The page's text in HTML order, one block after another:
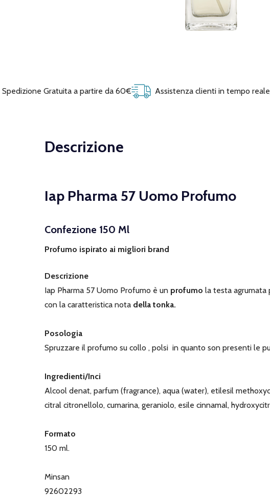
Spedizione Gratuita a partire da 60€ Assistenza clienti in tempo reale
Descrizione
Iap Pharma 57 Uomo Profumo
Confezione 150 Ml
Profumo ispirato ai migliori brand
Descrizione
Iap Pharma 57 Uomo Profumo è un profumo la testa agrumata
con la caratteristica nota della tonka.
Posologia
Spruzzare il profumo su collo , polsi in quanto son presenti le
Ingredienti/Inci
Alcool denat, parfum (fragrance), aqua (water), etilesil
citral citronellolo, cumarina, geraniolo, esile cinnamal,
Formato
150 ml.
Minsan
92602293